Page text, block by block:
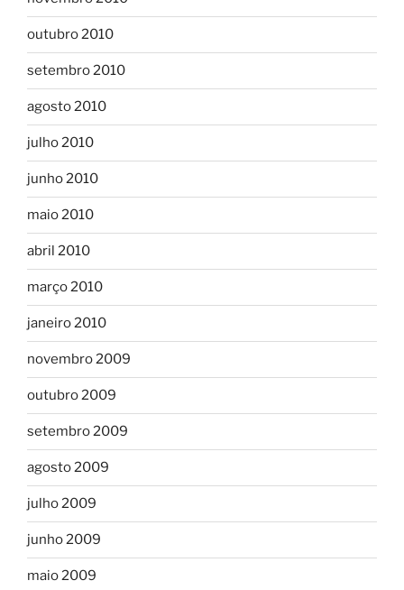
outubro 2010
setembro 2010
agosto 2010
julho 2010
junho 2010
maio 2010
abril 2010
março 2010
janeiro 2010
novembro 2009
outubro 2009
setembro 2009
agosto 2009
julho 2009
junho 2009
maio 2009